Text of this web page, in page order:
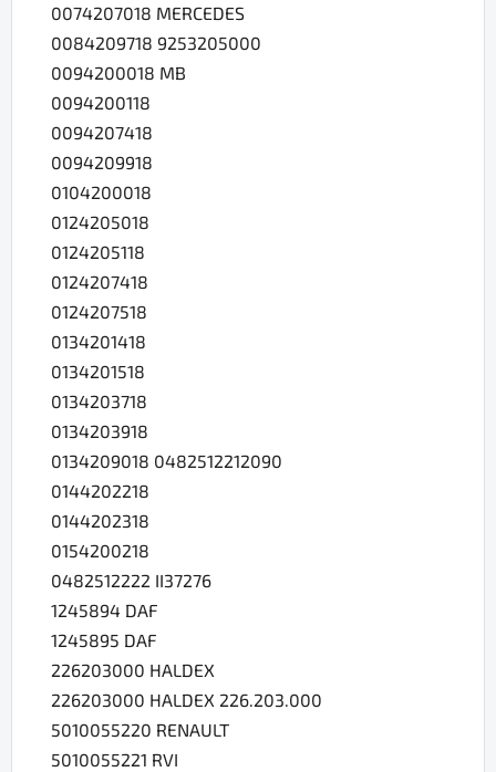
0074207018 MERCEDES
0084209718 9253205000
0094200018 MB
0094200118
0094207418
0094209918
0104200018
0124205018
0124205118
0124207418
0124207518
0134201418
0134201518
0134203718
0134203918
0134209018 0482512212090
0144202218
0144202318
0154200218
0482512222 II37276
1245894 DAF
1245895 DAF
226203000 HALDEX
226203000 HALDEX 226.203.000
5010055220 RENAULT
5010055221 RVI